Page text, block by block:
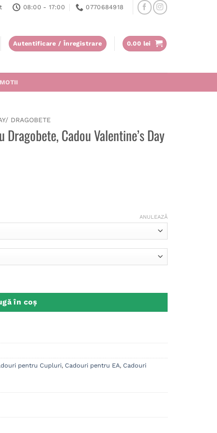
08:00 - 17:00 0770684918
Autentificare / Înregistrare 0.00 lei
DRAGOBETE
Cadou Valentine’s Day
ANULEAZĂ
în coș
pentru Cupluri, Cadouri pentru EA, Cadouri